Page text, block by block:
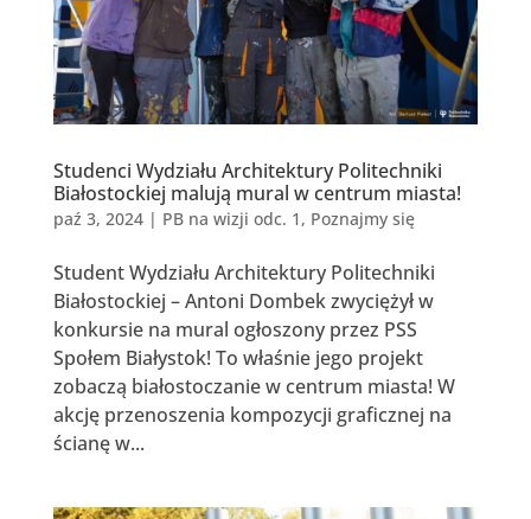
Studenci Wydziału Architektury Politechniki
Białostockiej malują mural w centrum miasta!
paź 3, 2024| PB na wizji odc. 1 , Poznajmy się
Student Wydziału Architektury Politechniki
Białostockiej – Antoni Dombek zwyciężył w
konkursie na mural ogłoszony przez PSS
Społem Białystok! To właśnie jego projekt
zobaczą białostoczanie w centrum miasta! W
akcję przenoszenia kompozycji graficznej na
ścianę w...